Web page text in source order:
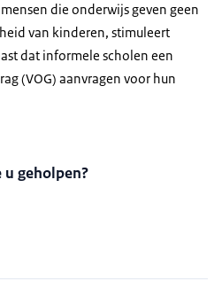
die onderwijs geven geen
van kinderen, stimuleert
dat informele scholen een
(VOG) aanvragen voor hun
geholpen?